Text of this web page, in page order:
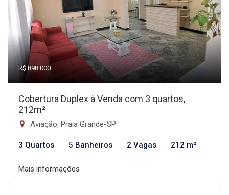
R$ 898.000
Cobertura Duplex à Venda com 3 quartos,
212m²
Aviação, Praia Grande-SP
3 Quartos 5 Banheiros 2 Vagas 212 m²
Mais informações